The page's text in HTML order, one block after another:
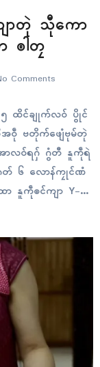
ျာတုဲ သီုကော
ၜါတၠ
Comments
၅ ထိၚ်ချုက်လဝ် ပွိုၚ်
အဝဵု ဗတိုက်ဖျေံဗုမ်တုဲ
ာလဝ်ရဂှ် ဂွံတီ နူကဵုရဲ
ဂတ် ၆ လောန်ကၠုၚ်ဏံ
ာ နူကဵုၜၚ်ကျာ Y-